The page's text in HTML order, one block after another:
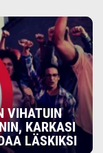
VIHATUIN
KARKASI
LÄSKIKSI